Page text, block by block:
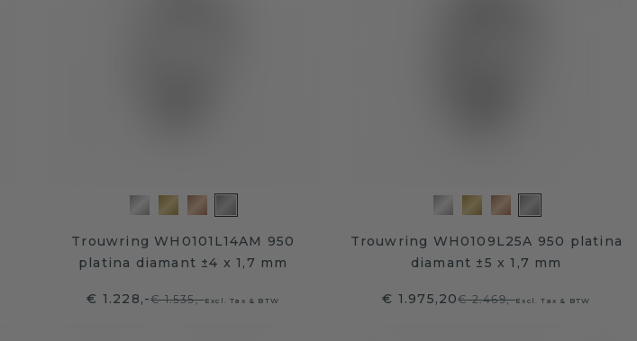
Trouwring WH0101L14AM 950
platina diamant ±4 x 1,7 mm
€ 1.228,-€ 1.535,-Excl. Tax & BTW
Trouwring WH0109L25A 950 platina
diamant ±5 x 1,7 mm
€ 1.975,20€ 2.469,-Excl. Tax & BTW